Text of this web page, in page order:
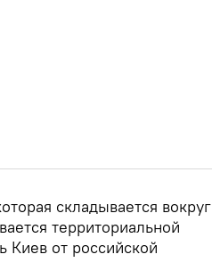
складывается вокруг
территориальной
Киев от российской